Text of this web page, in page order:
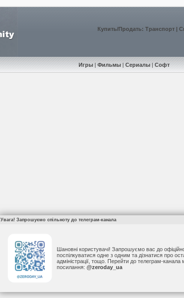
Купить/Продать:Транспорт |
Игры |Фильмы |Сериалы |Софт
Увага! Запрошуємо спільноту до телеграм-канала
Шановні користувачі! Запрошуємо вас до
поспілкуватися одне з одним та дізнатися про
адміністрації, тощо. Перейти до телеграм-
посилання: @zeroday_ua